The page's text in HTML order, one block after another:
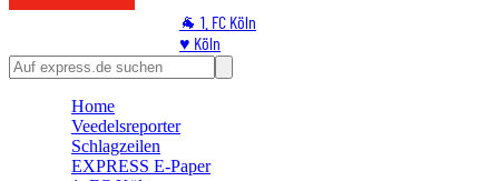
🐐 1. FC Köln
♥️ Köln
⭐ Promi
🛒 Shoppingwelt
Home
Veedelsreporter
Schlagzeilen
EXPRESS E-Paper